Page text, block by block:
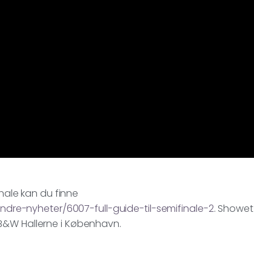
kan du finne
nyheter/6007-full-guide-til-semifinale-2. Showet
Hallerne i København.